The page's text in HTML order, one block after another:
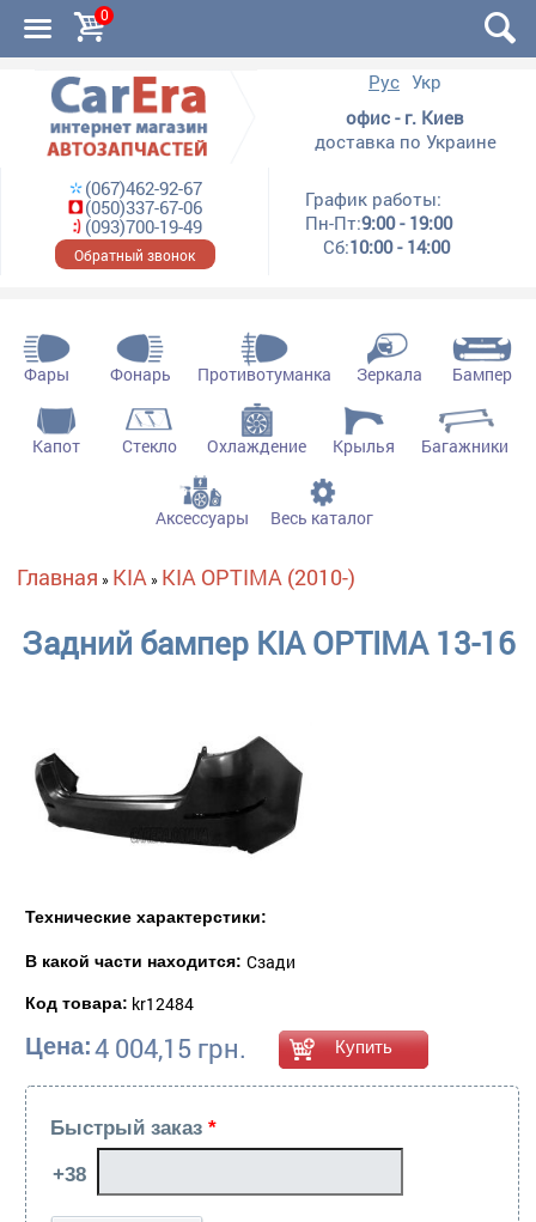
0
Рус Укр
офис - г. Киев
доставка по Украине
(067)462-92-67
(050)337-67-06
(093)700-19-49
Обратный звонок
График работы:
Пн-Пт:9:00 - 19:00
Сб:10:00 - 14:00
Фары Фонарь Противотуманка Зеркала Бампер
Капот Стекло Охлаждение Крылья Багажники
Аксессуары Весь каталог
Вы здесь
Главная » KIA» KIA OPTIMA (2010-)
Задний бампер KIA OPTIMA 13-16
Технические характерстики:
В какой части находится: Сзади
Код товара: kr12484
Цена:4 004,15 грн.
Быстрый заказ *